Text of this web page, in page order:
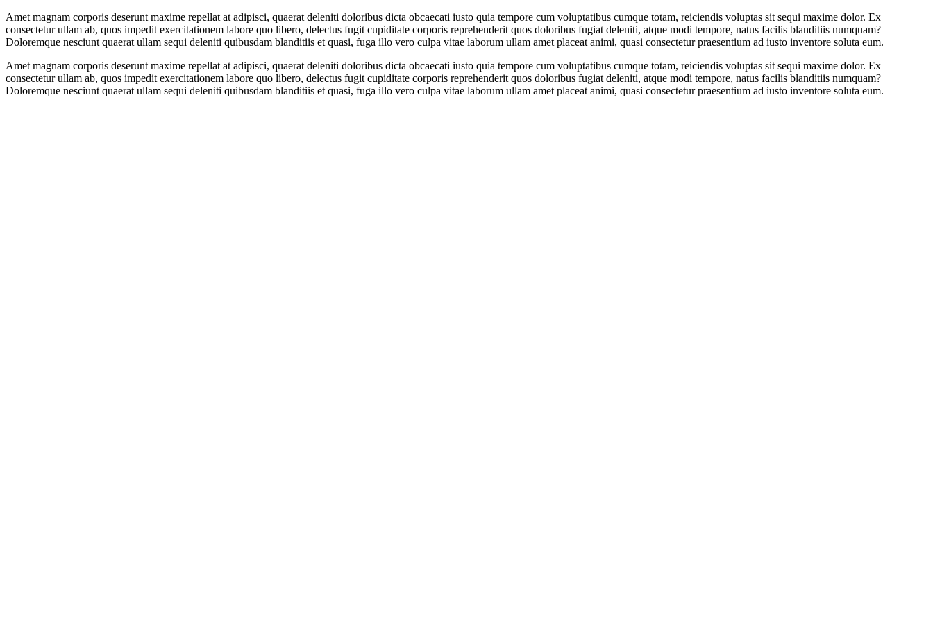
Amet magnam corporis deserunt maxime repellat at adipisci, quaerat deleniti doloribus dicta obcaecati iusto quia tempore cum voluptatibus cumque totam, reiciendis voluptas sit sequi maxime dolor. Ex
consectetur ullam ab, quos impedit exercitationem labore quo libero, delectus fugit cupiditate corporis reprehenderit quos doloribus fugiat deleniti, atque modi tempore, natus facilis blanditiis numquam?
Doloremque nesciunt quaerat ullam sequi deleniti quibusdam blanditiis et quasi, fuga illo vero culpa vitae laborum ullam amet placeat animi, quasi consectetur praesentium ad iusto inventore soluta eum.
Amet magnam corporis deserunt maxime repellat at adipisci, quaerat deleniti doloribus dicta obcaecati iusto quia tempore cum voluptatibus cumque totam, reiciendis voluptas sit sequi maxime dolor. Ex
consectetur ullam ab, quos impedit exercitationem labore quo libero, delectus fugit cupiditate corporis reprehenderit quos doloribus fugiat deleniti, atque modi tempore, natus facilis blanditiis numquam?
Doloremque nesciunt quaerat ullam sequi deleniti quibusdam blanditiis et quasi, fuga illo vero culpa vitae laborum ullam amet placeat animi, quasi consectetur praesentium ad iusto inventore soluta eum.